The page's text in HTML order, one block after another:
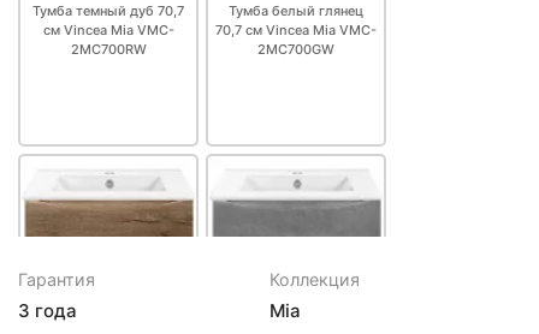
Тумба темный дуб 70,7
см Vincea Mia VMC-
2MC700RW
Тумба белый глянец
70,7 см Vincea Mia VMC-
2MC700GW
Гарантия
3 года
Коллекция
Mia